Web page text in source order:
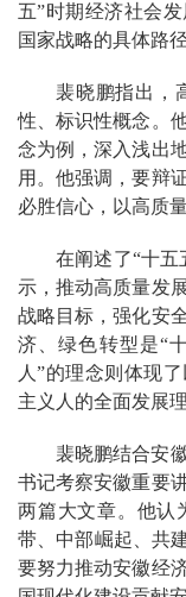
五”时期经济社会
国家战略的具体路
裴晓鹏指出，
性、标识性概念。
念为例，深入浅出
用。他强调，要辩
必胜信心，以高质
在阐述了“十五
示，推动高质量发
战略目标，强化安
济、绿色转型是“
人”的理念则体现
主义人的全面发展
裴晓鹏结合安
书记考察安徽重要
两篇大文章。他认
带、中部崛起、共
要努力推动安徽经